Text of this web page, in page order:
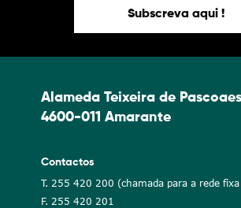
Subscreva aqui !
Alameda Teixeira de Pascoaes
4600-011 Amarante
Contactos
T. 255 420 200 (chamada para a rede
F. 255 420 201